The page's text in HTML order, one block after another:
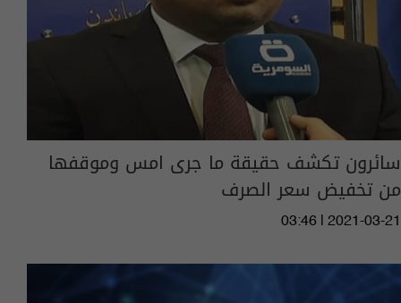
سائرون تكشف حقيقة ما جرى امس وموقفها
من تخفيض سعر الصرف
03:46 | 2021-03-21